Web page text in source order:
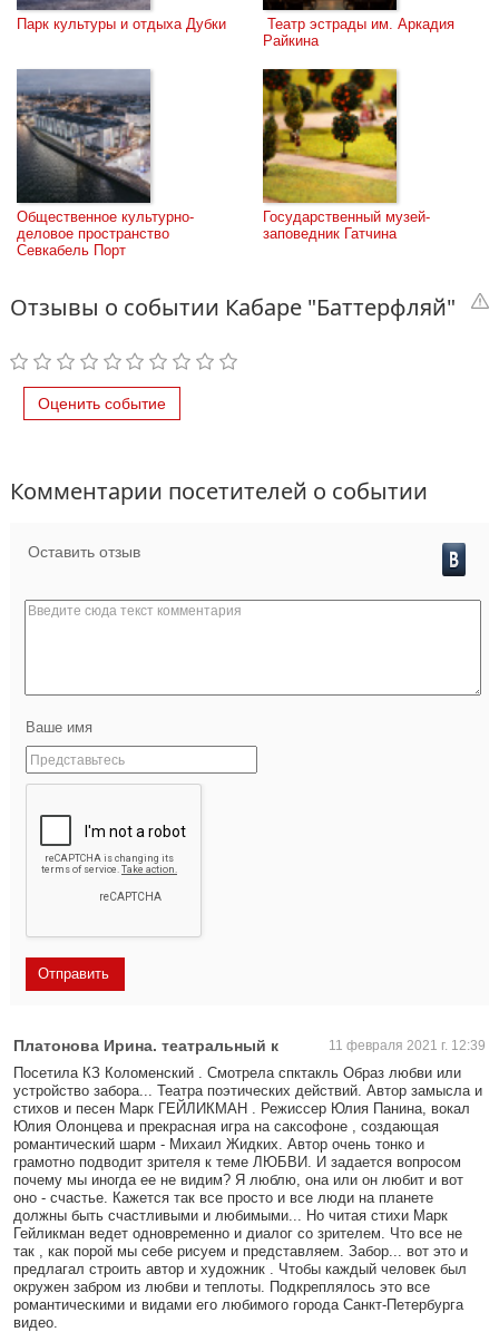
Парк культуры и отдыха Дубки
Райкина
Общественное культурно-
деловое пространство
Севкабель Порт
Государственный музей-
заповедник Гатчина
Отзывы о событии Кабаре "Баттерфляй"
Оценить событие
Комментарии посетителей о событии
Оставить отзыв
Ваше имя
Платонова Ирина. театральный к 11 февраля 2021 г. 12:39
Посетила КЗ Коломенский . Смотрела спктакль Образ любви или
устройство забора... Театра поэтических действий. Автор замысла и
стихов и песен Марк ГЕЙЛИКМАН . Режиссер Юлия Панина, вокал
Юлия Олонцева и прекрасная игра на саксофоне , создающая
романтический шарм - Михаил Жидких. Автор очень тонко и
грамотно подводит зрителя к теме ЛЮБВИ. И задается вопросом
почему мы иногда ее не видим? Я люблю, она или он любит и вот
оно - счастье. Кажется так все просто и все люди на планете
должны быть счастливыми и любимыми... Но читая стихи Марк
Гейликман ведет одновременно и диалог со зрителем. Что все не
так , как порой мы себе рисуем и представляем. Забор... вот это и
предлагал строить автор и художник . Чтобы каждый человек был
окружен забром из любви и теплоты. Подкреплялось это все
романтическими и видами его любимого города Санкт-Петербурга
видео.